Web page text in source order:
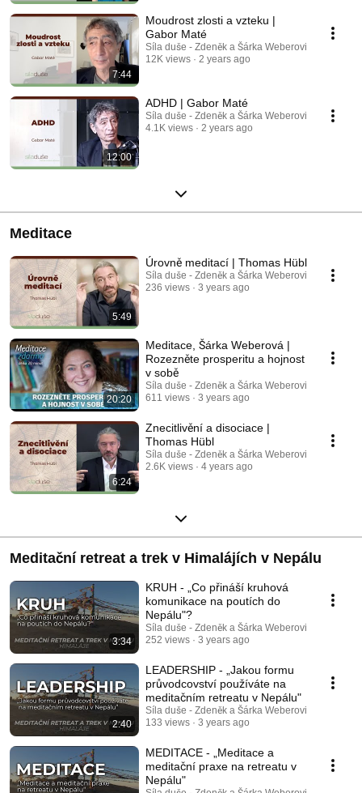
7:44
Moudrost zlosti a vzteku |
Gabor Maté
Síla duše - Zdeněk a Šárka Weberovi
12K views
2 years ago
12:00
ADHD | Gabor Maté
Síla duše - Zdeněk a Šárka Weberovi
4.1K views
2 years ago
Meditace
5:49
Úrovně meditací | Thomas Hübl
Síla duše - Zdeněk a Šárka Weberovi
236 views
3 years ago
20:20
Meditace, Šárka Weberová |
Rozezněte prosperitu a hojnost
v sobě
Síla duše - Zdeněk a Šárka Weberovi
611 views
3 years ago
6:24
Znecitlivění a disociace |
Thomas Hübl
Síla duše - Zdeněk a Šárka Weberovi
2.6K views
4 years ago
Meditační retreat a trek v Himalájích v Nepálu
3:34
KRUH - „Co přináší kruhová
komunikace na poutích do
Nepálu"?
Síla duše - Zdeněk a Šárka Weberovi
252 views
3 years ago
2:40
LEADERSHIP - „Jakou formu
průvodcovství používáte na
meditačním retreatu v Nepálu"
Síla duše - Zdeněk a Šárka Weberovi
133 views
3 years ago
MEDITACE - „Meditace a
meditační praxe na retreatu v
Nepálu"